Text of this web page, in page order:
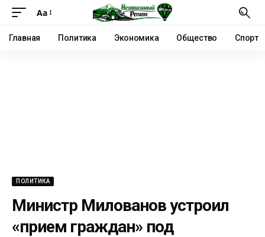
Аа
Главная Политика Экономика Общество Спорт
ПОЛИТИКА
Министр Милованов устроил
«прием граждан» под